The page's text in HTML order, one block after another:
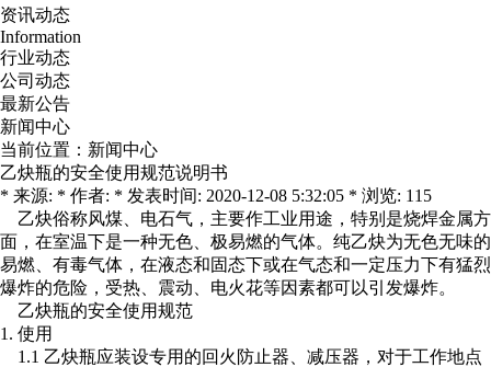
资讯动态
Information
行业动态
公司动态
最新公告
新闻中心
当前位置： 新闻中心
乙炔瓶的安全使用规范说明书
* 来源: * 作者: * 发表时间: 2020-12-08 5:32:05 * 浏览: 115
乙炔俗称风煤、电石气，主要作工业用途，特别是烧焊金属方
面，在室温下是一种无色、极易燃的气体。纯乙炔为无色无味的
易燃、有毒气体，在液态和固态下或在气态和一定压力下有猛烈
爆炸的危险，受热、震动、电火花等因素都可以引发爆炸。
乙炔瓶的安全使用规范
1. 使用
1.1 乙炔瓶应装设专用的回火防止器、减压器，对于工作地点